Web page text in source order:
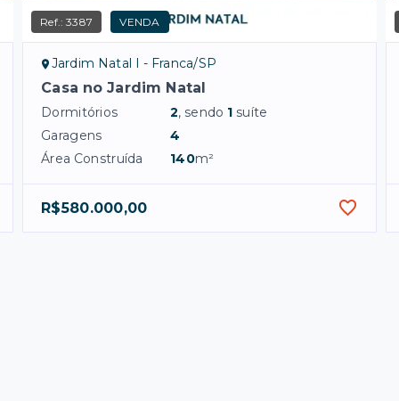
Ref.:3387 VENDA
Jardim Natal I - Franca/SP
Casa no Jardim Natal
Dormitórios 2, sendo 1 suíte
Garagens
4
Área Construída
140m²
R$580.000,00